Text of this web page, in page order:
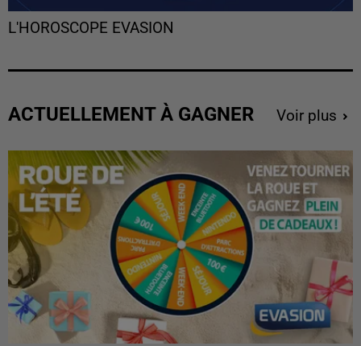
L'HOROSCOPE EVASION
ACTUELLEMENT À GAGNER Voir plus